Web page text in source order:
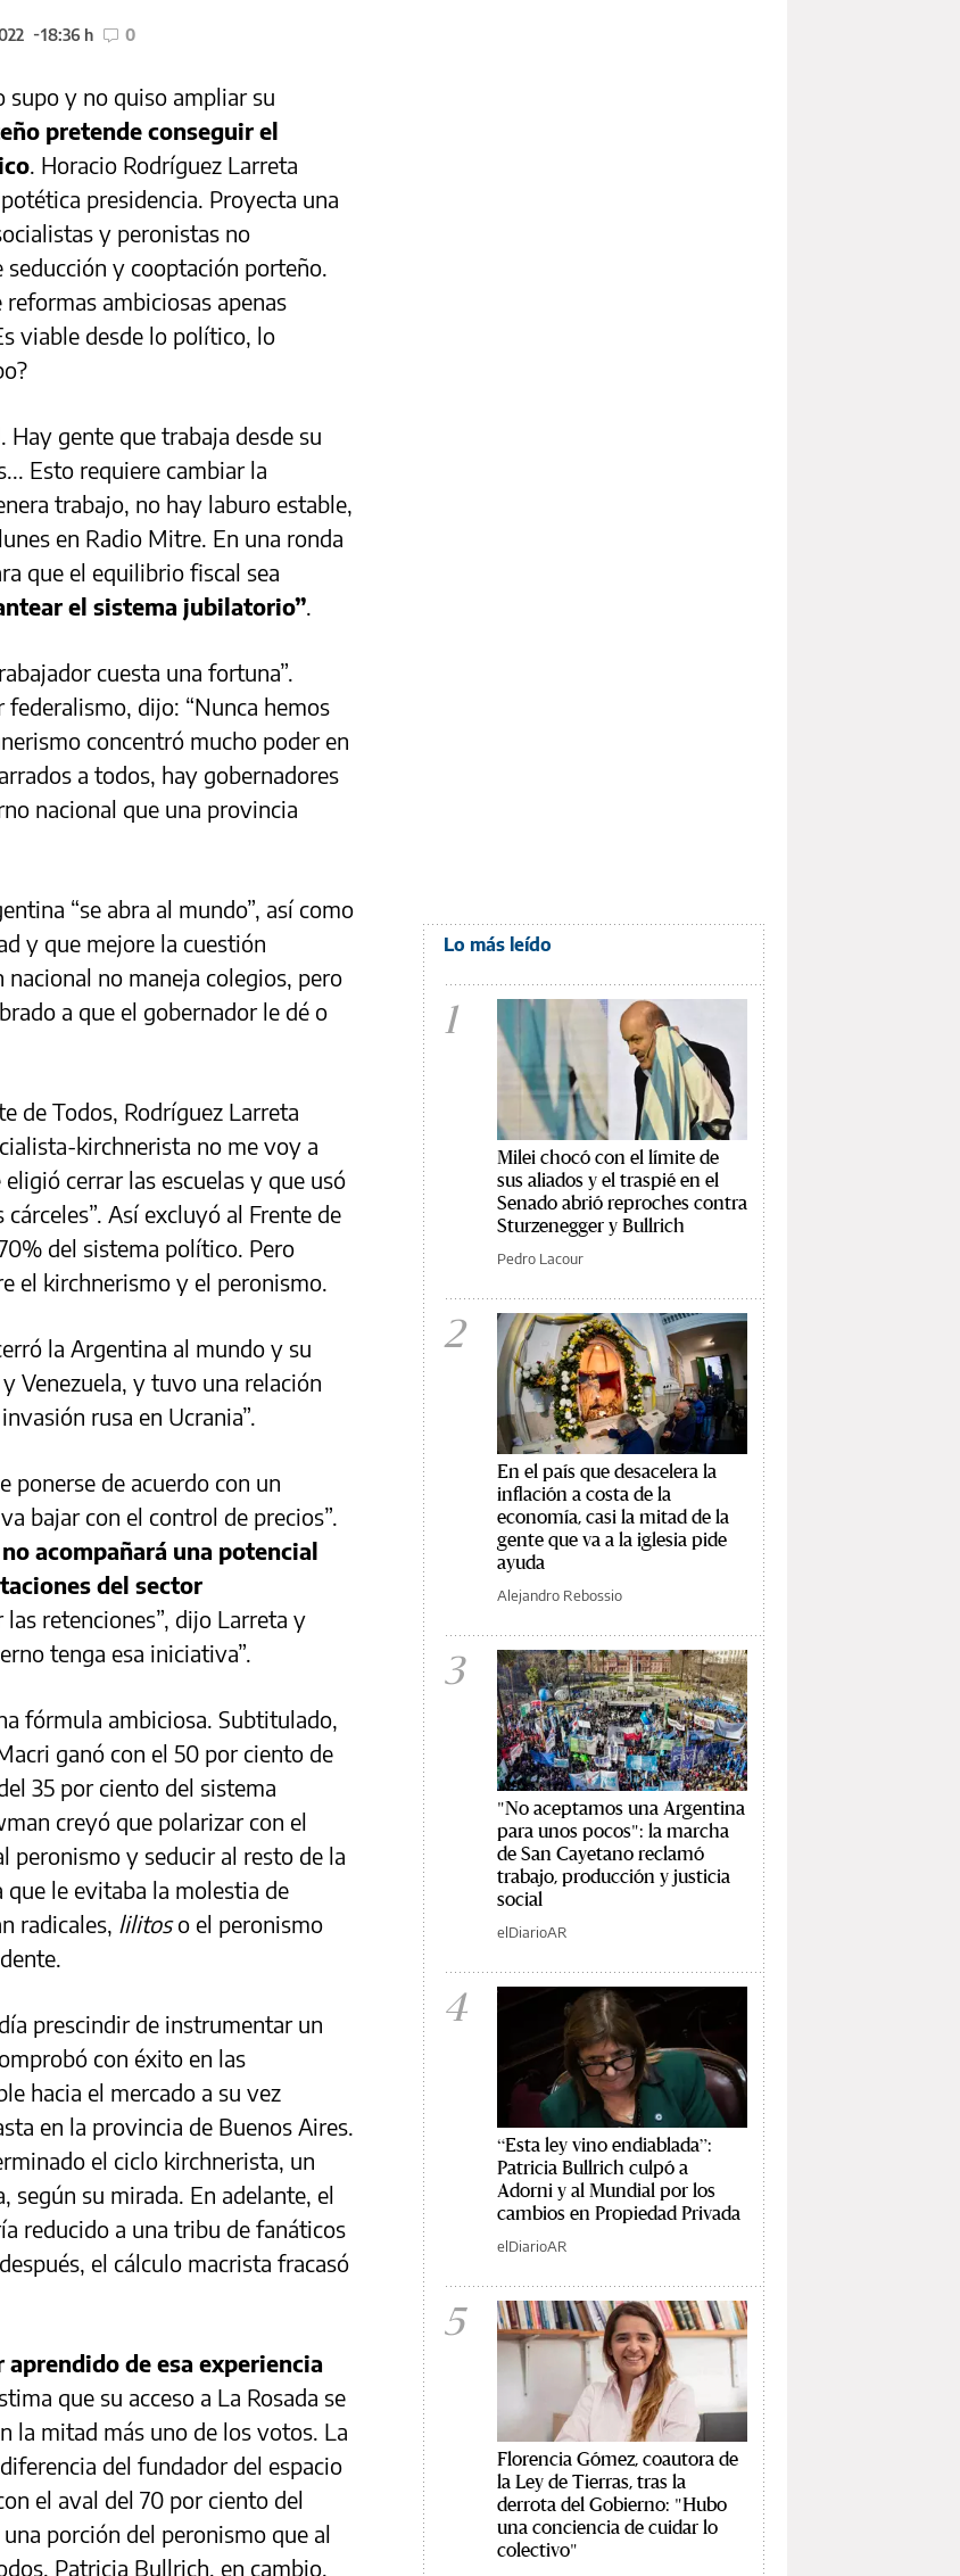
18:36 h 0
y no quiso ampliar su
pretende conseguir el
. Horacio Rodríguez Larreta
presidencia. Proyecta una
y peronistas no
y cooptación porteño.
ambiciosas apenas
viable desde lo político, lo
Hay gente que trabaja desde su
Esto requiere cambiar la
trabajo, no hay laburo estable,
en Radio Mitre. En una ronda
que el equilibrio fiscal sea
el sistema jubilatorio”.
cuesta una fortuna”.
dijo: “Nunca hemos
concentró mucho poder en
a todos, hay gobernadores
nacional que una provincia
“se abra al mundo”, así como
y que mejore la cuestión
no maneja colegios, pero
a que el gobernador le dé o
de Todos, Rodríguez Larreta
kirchnerista no me voy a
cerrar las escuelas y que usó
Así excluyó al Frente de
del sistema político. Pero
el kirchnerismo y el peronismo.
la Argentina al mundo y su
Venezuela, y tuvo una relación
rusa en Ucrania”.
ponerse de acuerdo con un
bajar con el control de precios”.
acompañará una potencial
del sector
retenciones”, dijo Larreta y
tenga esa iniciativa”.
fórmula ambiciosa. Subtitulado,
ganó con el 50 por ciento de
35 por ciento del sistema
creyó que polarizar con el
peronismo y seducir al resto de la
le evitaba la molestia de
radicales, lilitoso el peronismo
prescindir de instrumentar un
con éxito en las
hacia el mercado a su vez
en la provincia de Buenos Aires.
el ciclo kirchnerista, un
según su mirada. En adelante, el
reducido a una tribu de fanáticos
el cálculo macrista fracasó
de esa experiencia
que su acceso a La Rosada se
la mitad más uno de los votos. La
del fundador del espacio
el aval del 70 por ciento del
porción del peronismo que al
Patricia Bullrich, en cambio,
Lo más leído
1
Milei chocó con el límite de
sus aliados y el traspié en el
Senado abrió reproches contra
Sturzenegger y Bullrich
Pedro Lacour
2
En el país que desacelera la
inflación a costa de la
economía, casi la mitad de la
gente que va a la iglesia pide
ayuda
Alejandro Rebossio
3
"No aceptamos una Argentina
para unos pocos": la marcha
de San Cayetano reclamó
trabajo, producción y justicia
social
elDiarioAR
4
“Esta ley vino endiablada”:
Patricia Bullrich culpó a
Adorni y al Mundial por los
cambios en Propiedad Privada
elDiarioAR
5
Florencia Gómez, coautora de
la Ley de Tierras, tras la
derrota del Gobierno: "Hubo
una conciencia de cuidar lo
colectivo"